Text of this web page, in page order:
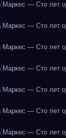
Маркес — Сто лет
Маркес — Сто лет
Маркес — Сто лет
Маркес — Сто лет
Маркес — Сто лет
Маркес — Сто лет
Маркес — Сто лет